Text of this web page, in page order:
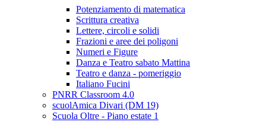
Potenziamento di matematica
Scrittura creativa
Lettere, circoli e solidi
Frazioni e aree dei poligoni
Numeri e Figure
Danza e Teatro sabato Mattina
Teatro e danza - pomeriggio
Italiano Fucini
PNRR Classroom 4.0
scuolAmica Divari (DM 19)
Scuola Oltre - Piano estate 1